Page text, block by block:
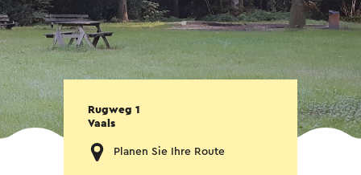
Rugweg 1
Vaals
Planen Sie Ihre Route